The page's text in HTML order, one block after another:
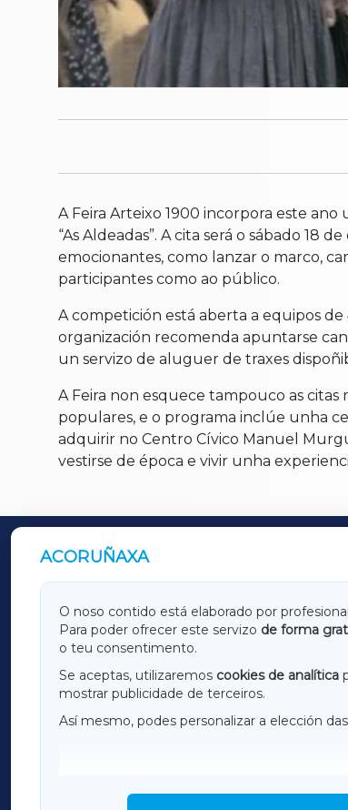
A Feira Arteixo 1900 incorpora este
“As Aldeadas”. A cita será o sábado
emocionantes, como lanzar o marco,
participantes como ao público.
A competición está aberta a equipos
organización recomenda apuntarse
un servizo de aluguer de traxes
A Feira non esquece tampouco as citas
populares, e o programa inclúe unha
adquirir no Centro Cívico Manuel
vestirse de época e vivir unha
ACORUÑAXA
O noso contido está elaborado por
Para poder ofrecer este servizo de forma
o teu consentimento.
Se aceptas, utilizaremos cookies de analítica
mostrar publicidade de terceiros.
Así mesmo, podes personalizar a elección
OUTROS PERIÓDICOS
GALICIAXA
AMARIÑAXA
OURENSEXA